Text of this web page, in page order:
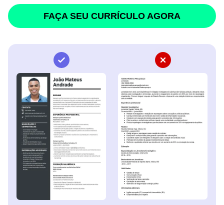
FAÇA SEU CURRÍCULO AGORA